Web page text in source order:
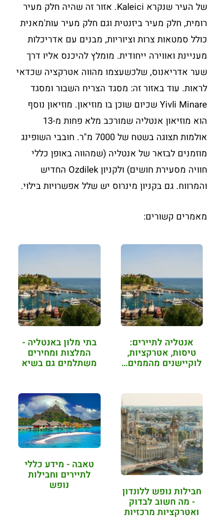
של העיר שנקרא Kaleici. אזור זה שהיה חלק מעיר
רומית, חלק מעיר ביזנטית וגם חלק מעיר עות'מאנית
כולל סמטאות צרות וציוריות, מבנים עם אדריכלות
מעניינת ואווירה ייחודית. מומלץ להיכנס אליו דרך
שער אדריאנוס, שלכשעצמו מהווה אטרקציה שכדאי
לראות. עוד באזור זה: מסגד הצריח השבור ומסגד
Yivli Minare שכיום שוכן בו מוזיאון. מוזיאון נוסף
הוא מוזיאון אנטליה שמורכב מלא פחות מ-13
אולמות תצוגה בשטח של 7000 מ"ר. חובבי השופינג
מוזמנים לבזאר של אנטליה (שמהווה באופן כללי
חוויה מסעירת חושים) ולקניון Ozdilek החדיש
והמרווח. גם בקניון מינרוס יש שלל אפשרויות בילוי.
מאמרים קשורים:
אנטליה לתיירים:
טיסות, אטרקציות,
לוקיישנים מהממים…
בתי מלון באנטליה -
המלצות ומחירים
משתלמים גם בשיא
חבילות נופש ללונדון
- מה חשוב לבדוק
ואטרקציות מרכזיות
טאבה - מידע כללי
לתיירים וחבילות
נופש